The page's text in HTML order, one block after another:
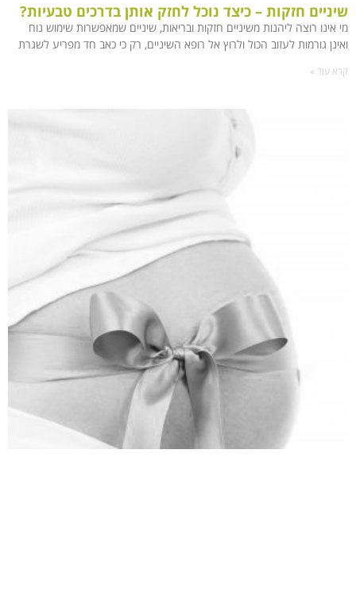
שיניים חזקות – כיצד נוכל לחזק אותן בדרכים טבעיות?
מי אינו רוצה ליהנות משיניים חזקות ובריאות, שיניים שמאפשרות שימוש נוח
ואינן גורמות לעזוב הכול ולרוץ אל רופא השיניים, רק כי כאב חד מפריע לשגרת
קרא עוד »